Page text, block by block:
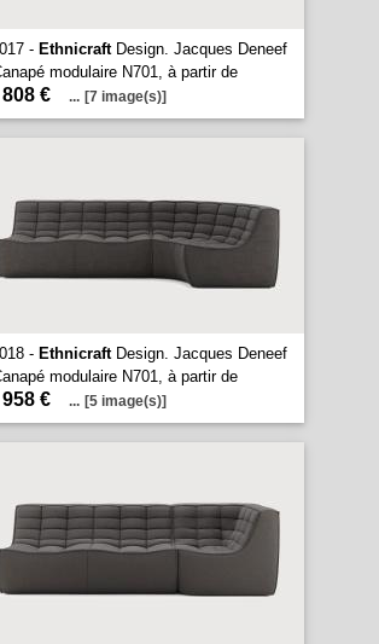
- EthnicraftDesign. Jacques Deneef
modulaire N701, à partir de
€ ... [7 image(s)]
- EthnicraftDesign. Jacques Deneef
modulaire N701, à partir de
€ ... [5 image(s)]